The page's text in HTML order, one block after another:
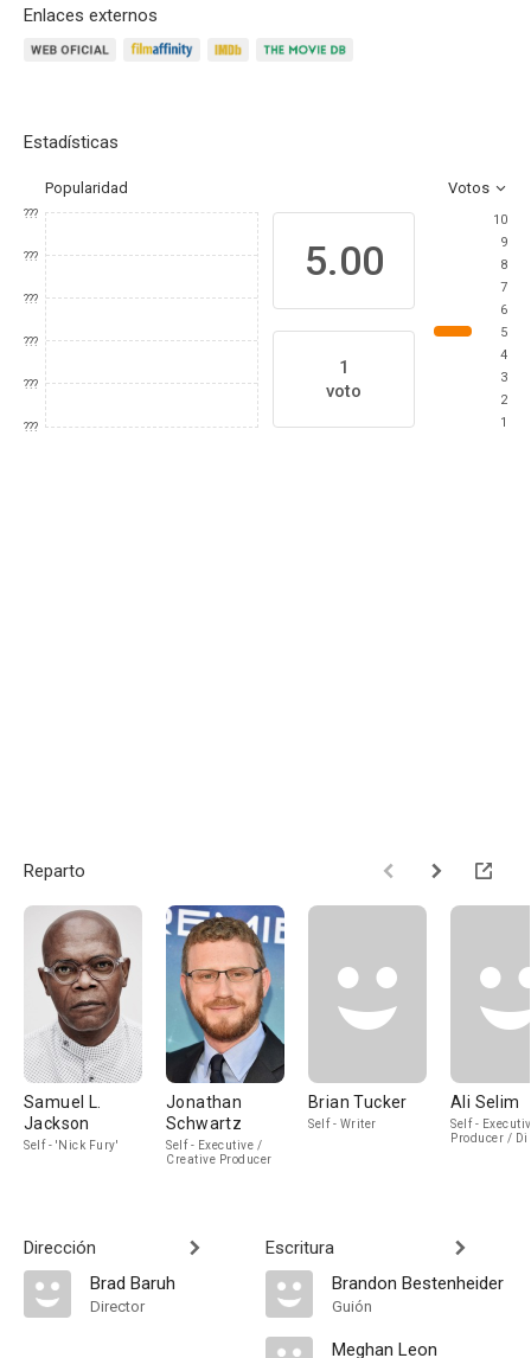
Enlaces externos
Estadísticas
Popularidad Votos
???
???
???
???
???
???
5.00
1
voto
10
9
8
7
6
5
4
3
2
1
Reparto
Samuel L.
Jackson
Self - 'Nick Fury'
Jonathan
Schwartz
Self - Executive /
Creative Producer
Brian Tucker
Self - Writer
Ali Selim
Self -
Producer /
Dirección
Brad Baruh
Director
Escritura
Brandon Bestenheider
Guión
Meghan Leon